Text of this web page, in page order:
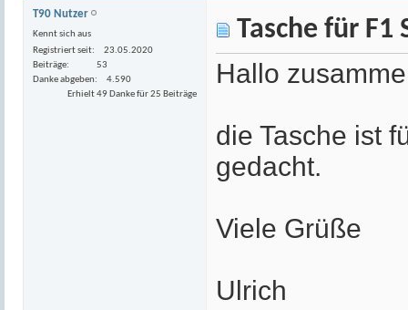
T90 Nutzer
Kennt sich aus
Registriert seit
23.05.2020
Beiträge
53
Danke abgeben
4.590
Erhielt 49 Danke für 25 Beiträge
Tasche für F1
Hallo
die Tasche ist
gedacht.
Viele Grüße
Ulrich